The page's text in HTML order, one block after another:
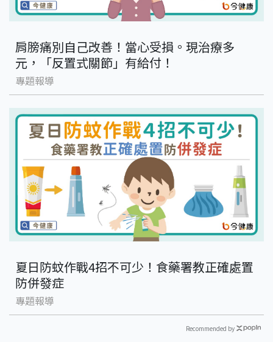
肩膀痛別自己改善！當心受損。現治療多
元，「反置式關節」有給付！
專題報導
夏日防蚊作戰4招不可少！食藥署教正確處置
防併發症
專題報導
Recommended by